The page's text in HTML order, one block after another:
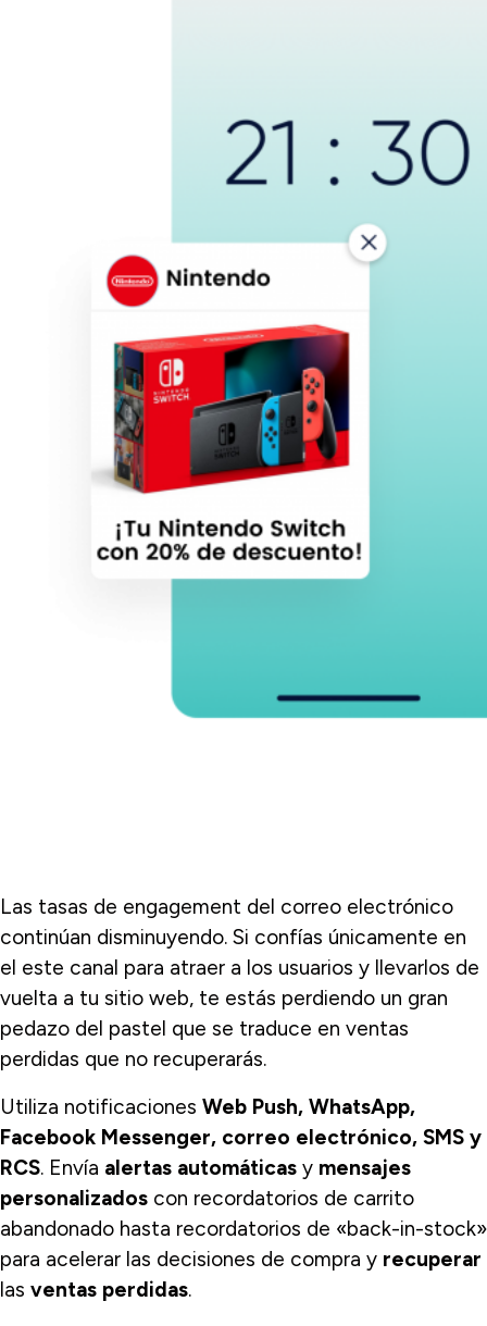
Las tasas de engagement del correo electrónico
continúan disminuyendo. Si confías únicamente en
el este canal para atraer a los usuarios y llevarlos de
vuelta a tu sitio web, te estás perdiendo un gran
pedazo del pastel que se traduce en ventas
perdidas que no recuperarás.
Utiliza notificaciones Web Push, WhatsApp,
Facebook Messenger, correo electrónico, SMS y
RCS. Envía alertas automáticas y mensajes
personalizados con recordatorios de carrito
abandonado hasta recordatorios de «back-in-stock»
para acelerar las decisiones de compra y recuperar
las ventas perdidas.